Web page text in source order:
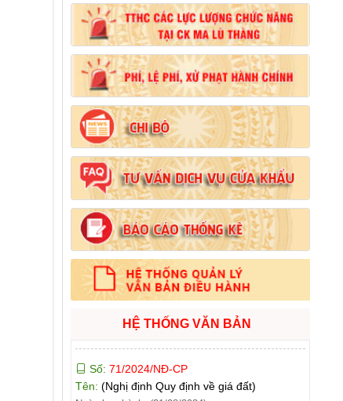
HỆ THỐNG VĂN BẢN
Số:102/2024/NĐ-CP
Tên:(Nghị định Quy định chi tiết thi hành một
số điều của Luật Đất đai)
Ngày ban hành: (21/08/2024)
Số:103/2024/NĐ-CP
Tên:(Nghị định Quy định về tiền sử dụng đất,
tiền thuê đất)
Ngày ban hành: (21/08/2024)
Số:1731/KH-UBND
Tên:(Kế hoạch triển khai thi hành Luật Đất
đai năm 2024)
Ngày ban hành: (21/08/2024)
71/2024/NĐ-CP
Tên:(Nghị định Quy định về giá đất)
Ngày ban hành: (21/08/2024)